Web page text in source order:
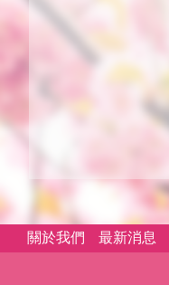
關於我們 最新消息